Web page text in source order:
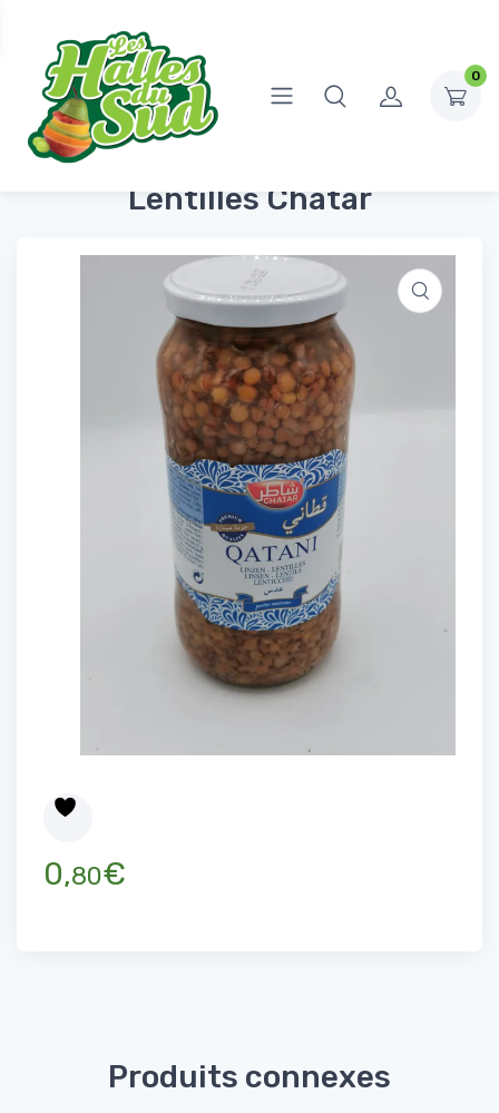
0
Accueil Épicerie Salée
Lentilles Chatar
Lentilles Chatar
0,80€
Produits connexes